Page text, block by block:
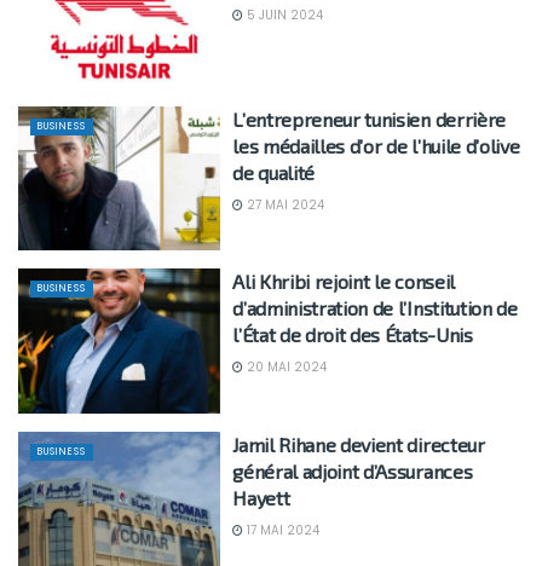
5 JUIN 2024
BUSINESS
L’entrepreneur tunisien derrière
les médailles d’or de l’huile d’olive
de qualité
27 MAI 2024
BUSINESS
Ali Khribi rejoint le conseil
d’administration de l’Institution de
l’État de droit des États-Unis
20 MAI 2024
BUSINESS
Jamil Rihane devient directeur
général adjoint d’Assurances
Hayett
17 MAI 2024